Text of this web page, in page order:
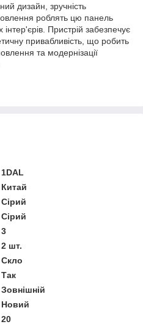
дизайн, зручність
роблять цю панель
Пристрій забезпечує
привабливість, що робить
та модернізації
1DAL
Китай
Сірий
Сірий
3
2 шт.
Скло
Так
Зовнішній
Новий
20